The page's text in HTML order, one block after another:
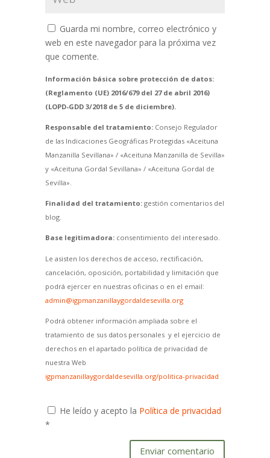
Guarda mi nombre, correo electrónico y
web en este navegador para la próxima vez
que comente.
Información básica sobre protección de datos:
(Reglamento (UE) 2016/679 del 27 de abril 2016)
(LOPD-GDD 3/2018 de 5 de diciembre).
Responsable del tratamiento:Consejo Regulador
de las Indicaciones Geográficas Protegidas «Aceituna
Manzanilla Sevillana» / «Aceituna Manzanilla de Sevilla»
y «Aceituna Gordal Sevillana» / «Aceituna Gordal de
Sevilla».
Finalidad del tratamiento:gestión comentarios del
blog.
Base legitimadora:consentimiento del interesado.
Le asisten los derechos de acceso, rectificación,
cancelación, oposición, portabilidad y limitación que
podrá ejercer en nuestras oficinas o en el email:
admin@igpmanzanillaygordaldesevilla.org
Podrá obtener información ampliada sobre el
tratamiento de sus datos personales y el ejercicio de
derechos en el apartado política de privacidad de
nuestra Web
igpmanzanillaygordaldesevilla.org/politica-privacidad
He leído y acepto la Política de privacidad
*
Enviar comentario